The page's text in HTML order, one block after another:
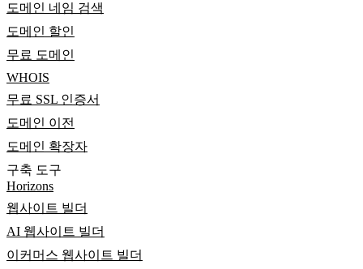
도메인 네임 검색
도메인 할인
무료 도메인
WHOIS
무료 SSL 인증서
도메인 이전
도메인 확장자
구축 도구
Horizons
웹사이트 빌더
AI 웹사이트 빌더
이커머스 웹사이트 빌더